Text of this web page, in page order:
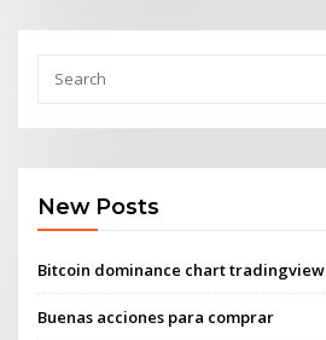
New Posts
Bitcoin dominance chart tradingview
Buenas acciones para comprar